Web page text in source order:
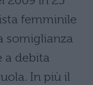
femminile
somiglianza
a debita
In più il